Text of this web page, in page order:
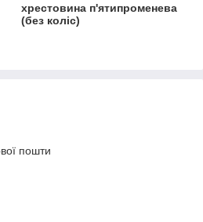
хрестовина п'ятипроменева
(без коліс)
пошти